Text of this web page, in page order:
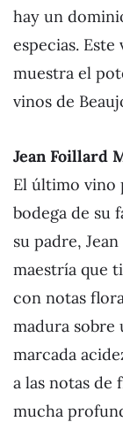
hay un
especias.
muestra el
vinos de
Jean Foillard
El último vino
bodega de su
su padre,
maestría que
con notas
madura sobre
marcada
a las notas de
mucha